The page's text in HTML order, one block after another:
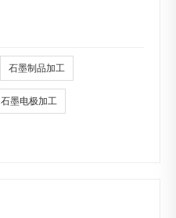
石墨制品加工
石墨电极加工